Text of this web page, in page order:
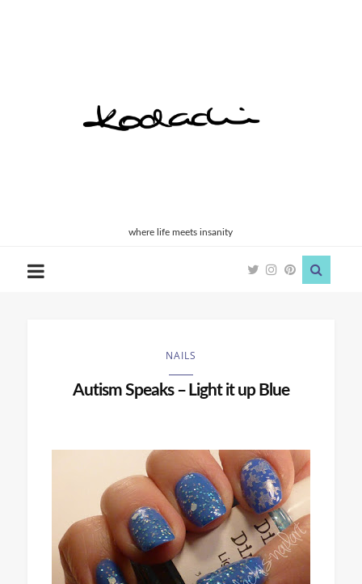
where life meets insanity
NAILS
Autism Speaks – Light it up Blue